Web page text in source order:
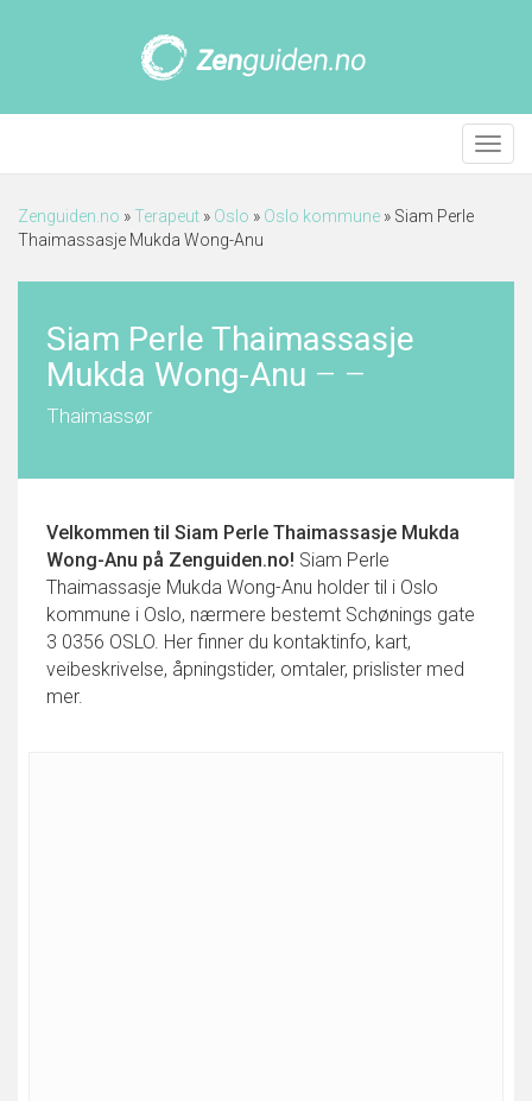
Meny
Zenguiden.no »Terapeut » Oslo » Oslo kommune » Siam Perle
Thaimassasje Mukda Wong-Anu
Siam Perle Thaimassasje
Mukda Wong-Anu – –
Thaimassør
Velkommen til Siam Perle Thaimassasje Mukda
Wong-Anu på Zenguiden.no! Siam Perle
Thaimassasje Mukda Wong-Anu holder til i Oslo
kommune i Oslo, nærmere bestemt Schønings gate
3 0356 OSLO. Her finner du kontaktinfo, kart,
veibeskrivelse, åpningstider, omtaler, prislister med
mer.